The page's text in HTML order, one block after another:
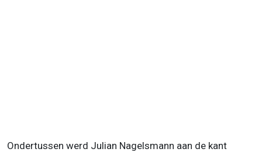
Ondertussen werd Julian Nagelsmann aan de kant